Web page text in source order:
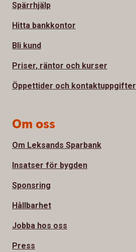
Spärrhjälp
Hitta bankkontor
Bli kund
Priser, räntor och kurser
Öppettider och kontaktuppgifter
Om oss
Om Leksands Sparbank
Insatser för bygden
Sponsring
Hållbarhet
Jobba hos oss
Press